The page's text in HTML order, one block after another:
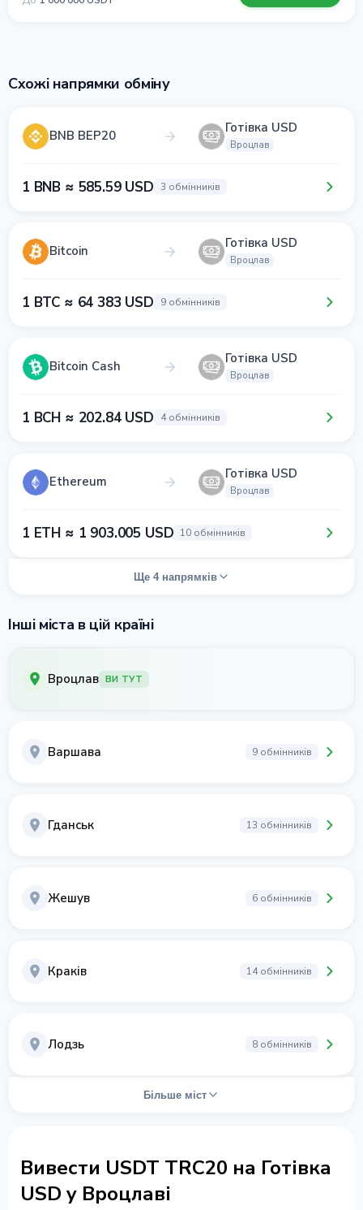
Схожі напрямки обміну
BNB BEP20 Готівка USD
Вроцлав
1 BNB ≈ 585.59 USD 3 обмінників
Bitcoin Готівка USD
Вроцлав
1 BTC ≈ 64 383 USD 9 обмінників
Bitcoin Cash Готівка USD
Вроцлав
1 BCH ≈ 202.84 USD 4 обмінників
Ethereum Готівка USD
Вроцлав
1 ETH ≈ 1 903.005 USD 10 обмінників
Ще 4 напрямків
Інші міста в цій країні
Вроцлав ВИ ТУТ
Варшава 9 обмінників
Гданськ 13 обмінників
Жешув 6 обмінників
Краків 14 обмінників
Лодзь 8 обмінників
Більше міст
Вивести USDT TRC20 на Готівка
USD у Вроцлаві